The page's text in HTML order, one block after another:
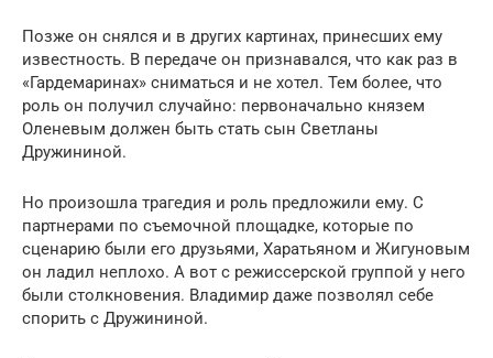
Позже он снялся и в других картинах, принесших ему
известность. В передаче он признавался, что как раз в
«Гардемаринах» сниматься и не хотел. Тем более, что
роль он получил случайно: первоначально князем
Оленевым должен быть стать сын Светланы
Дружининой.
Но произошла трагедия и роль предложили ему. С
партнерами по съемочной площадке, которые по
сценарию были его друзьями, Харатьяном и Жигуновым
он ладил неплохо. А вот с режиссерской группой у него
были столкновения. Владимир даже позволял себе
спорить с Дружининой.